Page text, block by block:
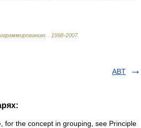
1998-2007.
ABT
the concept in grouping, see Principle